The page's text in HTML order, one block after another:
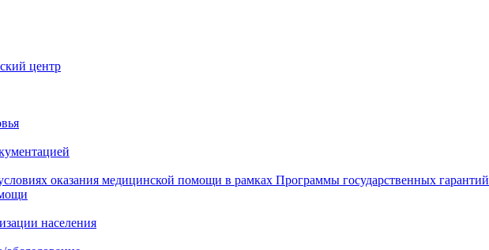
центр
оказания медицинской помощи в рамках Программы государственных гарантий
населения